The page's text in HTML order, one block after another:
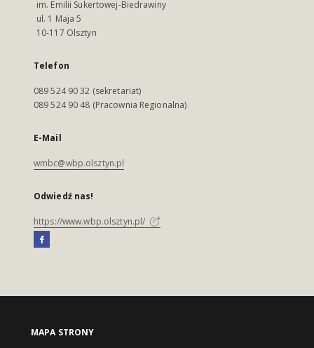
im. Emilii Sukertowej-Biedrawiny
ul. 1 Maja 5
10-117 Olsztyn
Telefon
089 524 90 32 (sekretariat)
089 524 90 48 (Pracownia Regionalna)
E-Mail
wmbc@wbp.olsztyn.pl
Odwiedź nas!
https://www.wbp.olsztyn.pl/
MAPA STRONY